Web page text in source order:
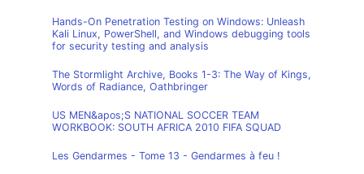
Hands-On Penetration Testing on Windows: Unleash
Kali Linux, PowerShell, and Windows debugging tools
for security testing and analysis
The Stormlight Archive, Books 1-3: The Way of Kings,
Words of Radiance, Oathbringer
US MEN&apos;S NATIONAL SOCCER TEAM
WORKBOOK: SOUTH AFRICA 2010 FIFA SQUAD
Les Gendarmes - Tome 13 - Gendarmes à feu !